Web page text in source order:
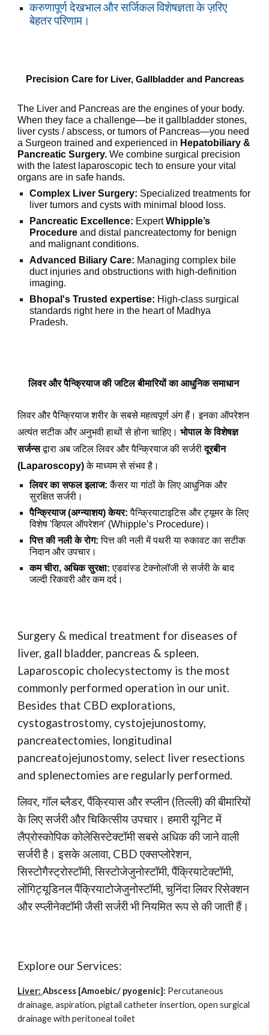
करुणापूर्ण देखभाल और सर्जिकल विशेषज्ञता के ज़रिए
बेहतर परिणाम।
Precision Care for Liver, Gallbladder and Pancreas
The Liver and Pancreas are the engines of your body.
When they face a challenge—be it gallbladder stones,
liver cysts / abscess, or tumors of Pancreas—you need
a Surgeon trained and experienced in Hepatobiliary &
Pancreatic Surgery.We combine surgical precision
with the latest laparoscopic tech to ensure your vital
organs are in safe hands.
Complex Liver Surgery: Specialized treatments for
liver tumors and cysts with minimal blood loss.
Pancreatic Excellence: ExpertWhipple’s
Procedure and distal pancreatectomy for benign
and malignant conditions.
Advanced Biliary Care: Managing complex bile
duct injuries and obstructions with high-definition
imaging.
Bhopal's Trusted expertise: High-class surgical
standards right here in the heart of Madhya
Pradesh.
लिवर और पैन्क्रियाज की जटिल बीमारियों का आधुनिक समाधान
लिवर और पैन्क्रियाज शरीर के सबसे महत्वपूर्ण अंग हैं। इनका ऑपरेशन
अत्यंत सटीक और अनुभवी हाथों से होना चाहिए।भोपाल के विशेषज्ञ
सर्जन्सद्वारा अब जटिल लिवर और पैन्क्रियाज की सर्जरीदूरबीन
(Laparoscopy)के माध्यम से संभव है।
लिवर का सफल इलाज: कैंसर या गांठों के लिए आधुनिक और
सुरक्षित सर्जरी।
पैन्क्रियाज (अग्न्याशय) केयर: पैन्क्रियाटाइटिस और ट्यूमर के लिए
विशेष 'व्हिपल ऑपरेशन' (Whipple’s Procedure)।
पित्त की नली के रोग: पित्त की नली में पथरी या रुकावट का सटीक
निदान और उपचार।
कम चीरा, अधिक सुरक्षा: एडवांस्ड टेक्नोलॉजी से सर्जरी के बाद
जल्दी रिकवरी और कम दर्द।
Surgery & medical treatment for diseases of
liver, gall bladder, pancreas & spleen.
Laparoscopic cholecystectomy is the most
commonly performed operation in our unit.
Besides that CBD explorations,
cystogastrostomy, cystojejunostomy,
pancreatectomies, longitudinal
pancreatojejunostomy, select liver resections
and splenectomies are regularly performed.
लिवर, गॉल ब्लैडर, पैंक्रियास और स्प्लीन (तिल्ली) की बीमारियों
के लिए सर्जरी और चिकित्सीय उपचार। हमारी यूनिट में
लैप्रोस्कोपिक कोलेसिस्टेक्टॉमी सबसे अधिक की जाने वाली
सर्जरी है। इसके अलावा, CBD एक्सप्लोरेशन,
सिस्टोगैस्ट्रोस्टॉमी, सिस्टोजेजुनोस्टॉमी, पैंक्रियाटेक्टॉमी,
लोंगिट्यूडिनल पैंक्रियाटोजेजुनोस्टॉमी, चुनिंदा लिवर रिसेक्शन
और स्प्लीनेक्टॉमी जैसी सर्जरी भी नियमित रूप से की जाती हैं।
Explore our Services:
Liver:Abscess [Amoebic/ pyogenic]: Percutaneous
drainage, aspiration, pigtail catheter insertion, open surgical
drainage with peritoneal toilet